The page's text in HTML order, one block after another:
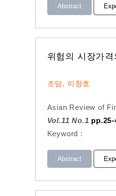
Abstract
위험의 시장가
조담, 이창호
Asian Review of
Vol.11 No.1 pp.25-
Keyword :
Abstract